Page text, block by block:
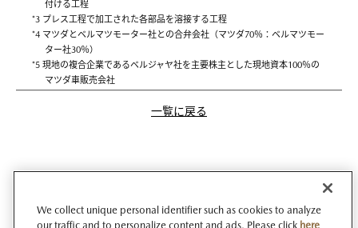
付ける工程
*3 プレス工程で加工された各部品を溶接する工程
*4 マツダとベルマツモーター社との合弁会社（マツダ70％：ベルマツモー
ター社30％）
*5 現地の複合企業であるベルジャヤ社を主要株主とした現地資本100％の
マツダ車販売会社
一覧に戻る
We collect unique personal identifier such as cookies to analyze
our traffic and to personalize content and ads. Please click here